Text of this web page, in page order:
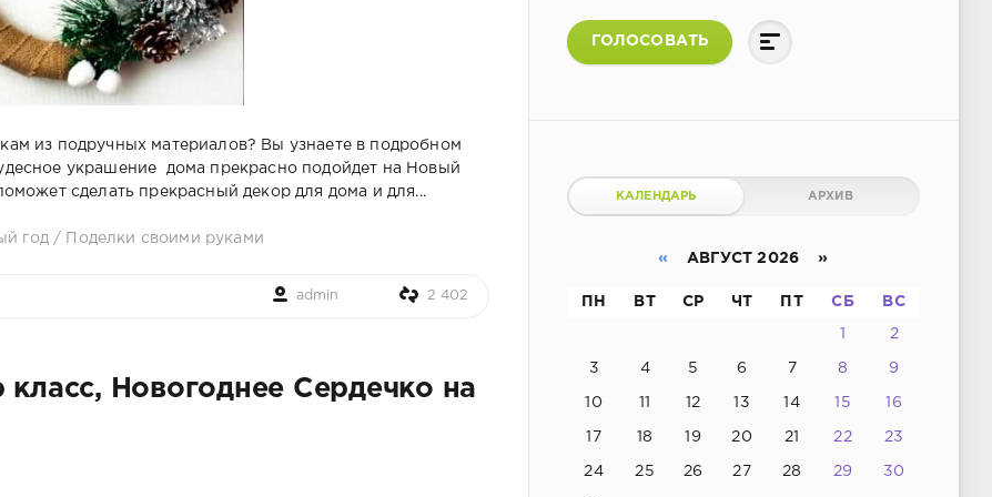
из подручных материалов? Вы узнаете в подробном
украшение дома прекрасно подойдет на Новый
сделать прекрасный декор для дома и для...
год / Поделки своими руками
admin 2 402
Новогоднее Сердечко на
ГОЛОСОВАТЬ
КАЛЕНДАРЬ АРХИВ
« АВГУСТ 2026 »
ПН ВТ СР ЧТ ПТ СБ ВС
1 2
3 4 5 6 7 8 9
10 11 12 13 14 15 16
17 18 19 20 21 22 23
24 25 26 27 28 29 30